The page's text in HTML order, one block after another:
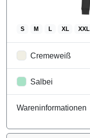
S M L XL XXL
Cremeweiß
Salbei
Wareninformationen